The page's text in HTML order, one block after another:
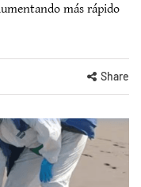
más rápido
Share